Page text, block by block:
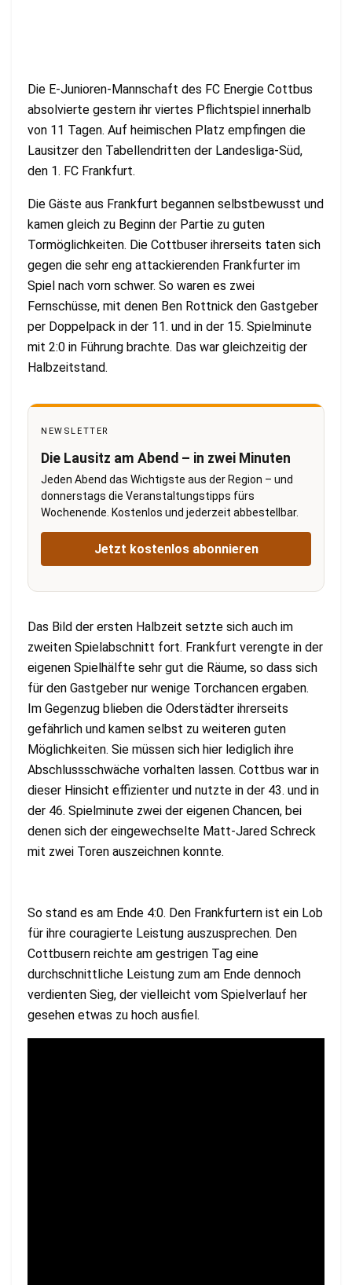
Die E-Junioren-Mannschaft des FC Energie Cottbus
absolvierte gestern ihr viertes Pflichtspiel innerhalb
von 11 Tagen. Auf heimischen Platz empfingen die
Lausitzer den Tabellendritten der Landesliga-Süd,
den 1. FC Frankfurt.
Die Gäste aus Frankfurt begannen selbstbewusst und
kamen gleich zu Beginn der Partie zu guten
Tormöglichkeiten. Die Cottbuser ihrerseits taten sich
gegen die sehr eng attackierenden Frankfurter im
Spiel nach vorn schwer. So waren es zwei
Fernschüsse, mit denen Ben Rottnick den Gastgeber
per Doppelpack in der 11. und in der 15. Spielminute
mit 2:0 in Führung brachte. Das war gleichzeitig der
Halbzeitstand.
NEWSLETTER
Die Lausitz am Abend – in zwei Minuten
Jeden Abend das Wichtigste aus der Region – und
donnerstags die Veranstaltungstipps fürs
Wochenende. Kostenlos und jederzeit abbestellbar.
Jetzt kostenlos abonnieren
Das Bild der ersten Halbzeit setzte sich auch im
zweiten Spielabschnitt fort. Frankfurt verengte in der
eigenen Spielhälfte sehr gut die Räume, so dass sich
für den Gastgeber nur wenige Torchancen ergaben.
Im Gegenzug blieben die Oderstädter ihrerseits
gefährlich und kamen selbst zu weiteren guten
Möglichkeiten. Sie müssen sich hier lediglich ihre
Abschlussschwäche vorhalten lassen. Cottbus war in
dieser Hinsicht effizienter und nutzte in der 43. und in
der 46. Spielminute zwei der eigenen Chancen, bei
denen sich der eingewechselte Matt-Jared Schreck
mit zwei Toren auszeichnen konnte.
So stand es am Ende 4:0. Den Frankfurtern ist ein Lob
für ihre couragierte Leistung auszusprechen. Den
Cottbusern reichte am gestrigen Tag eine
durchschnittliche Leistung zum am Ende dennoch
verdienten Sieg, der vielleicht vom Spielverlauf her
gesehen etwas zu hoch ausfiel.